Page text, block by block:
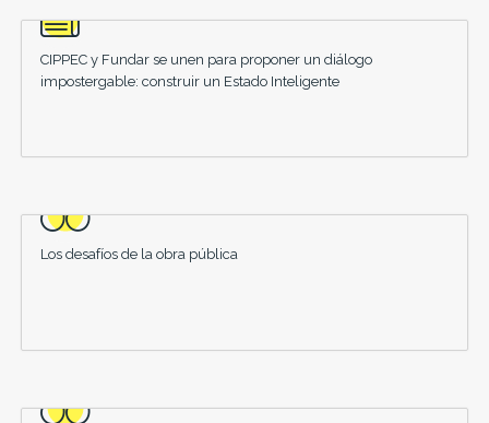
CIPPEC y Fundar se unen para proponer un diálogo
impostergable: construir un Estado Inteligente
Los desafíos de la obra pública